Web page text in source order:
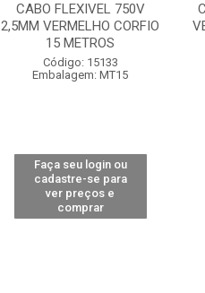
CABO FLEXIVEL 750V
2,5MM VERMELHO CORFIO
15 METROS
Código: 15133
Embalagem: MT15
Faça seu login ou
cadastre-se para
ver preços e
comprar